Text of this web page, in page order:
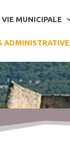
VIE MUNICIPALE